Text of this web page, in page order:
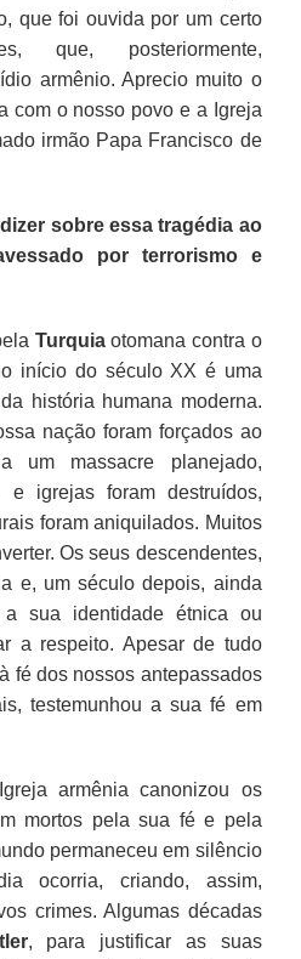
que foi ouvida por um certo
que, posteriormente,
armênio. Aprecio muito o
com o nosso povo e a Igreja
irmão Papa Francisco de
sobre essa tragédia ao
por terrorismo e
Turquiaotomana contra o
início do século XX é uma
história humana moderna.
nação foram forçados ao
um massacre planejado,
e igrejas foram destruídos,
foram aniquilados. Muitos
Os seus descendentes,
e, um século depois, ainda
sua identidade étnica ou
a respeito. Apesar de tudo
fé dos nossos antepassados
testemunhou a sua fé em
armênia canonizou os
mortos pela sua fé e pela
permaneceu em silêncio
ocorria, criando, assim,
crimes. Algumas décadas
, para justificar as suas